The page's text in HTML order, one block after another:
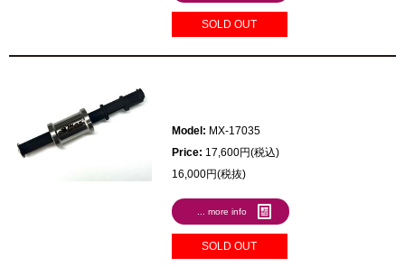
SOLD OUT
Model: MX-17035
Price: 17,600円(税込)
16,000円(税抜)
... more info
SOLD OUT